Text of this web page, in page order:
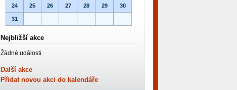
24 25 26 27 28 29 30
31
Nejbližší akce
Žádné události
Další akce
Přidat novou akci do kalendáře